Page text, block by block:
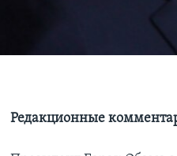
Редакционные